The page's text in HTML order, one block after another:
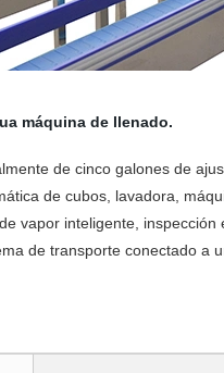
máquina de llenado.
de cinco galones de
de cubos, lavadora,
vapor inteligente,
de transporte conectado a